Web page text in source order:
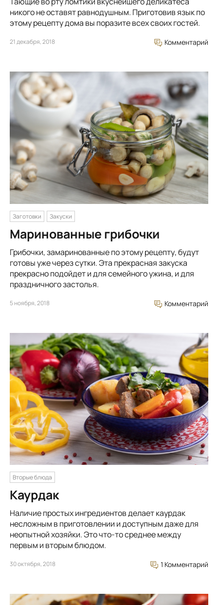
никого не оставят равнодушным. Приготовив язык по
этому рецепту дома вы поразите всех своих гостей.
21 декабря, 2018 Комментарий
Заготовки Закуски
Маринованные грибочки
Грибочки, замаринованные по этому рецепту, будут
готовы уже через сутки. Эта прекрасная закуска
прекрасно подойдет и для семейного ужина, и для
праздничного застолья.
5 ноября, 2018 Комментарий
Вторые блюда
Каурдак
Наличие простых ингредиентов делает каурдак
несложным в приготовлении и доступным даже для
неопытной хозяйки. Это что-то среднее между
первым и вторым блюдом.
30 октября, 2018 1 Комментарий